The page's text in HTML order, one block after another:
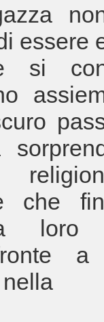
essere
si
che
loro
a